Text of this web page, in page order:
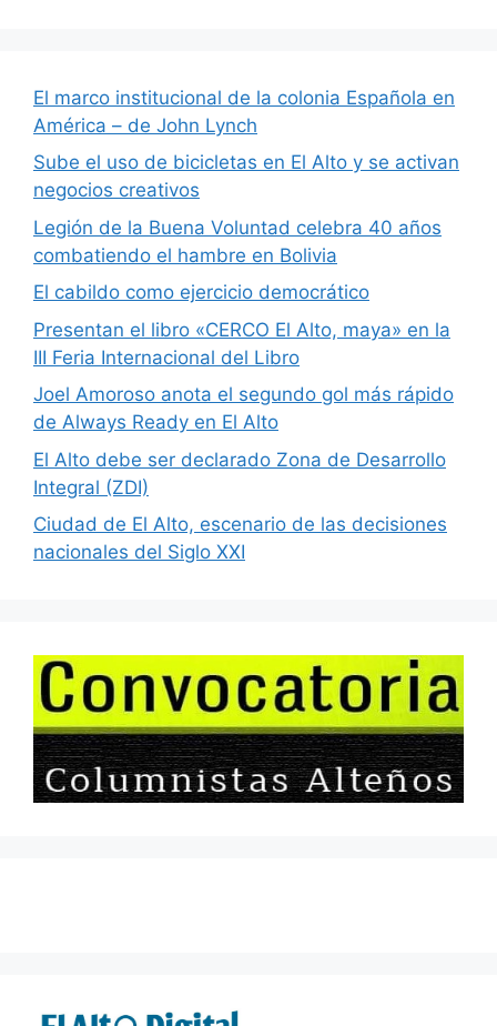
El marco institucional de la colonia Española en
América – de John Lynch
Sube el uso de bicicletas en El Alto y se activan
negocios creativos
Legión de la Buena Voluntad celebra 40 años
combatiendo el hambre en Bolivia
El cabildo como ejercicio democrático
Presentan el libro «CERCO El Alto, maya» en la
III Feria Internacional del Libro
Joel Amoroso anota el segundo gol más rápido
de Always Ready en El Alto
El Alto debe ser declarado Zona de Desarrollo
Integral (ZDI)
Ciudad de El Alto, escenario de las decisiones
nacionales del Siglo XXI